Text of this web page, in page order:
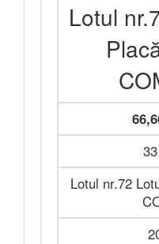
Lotul
Lotul nr.72